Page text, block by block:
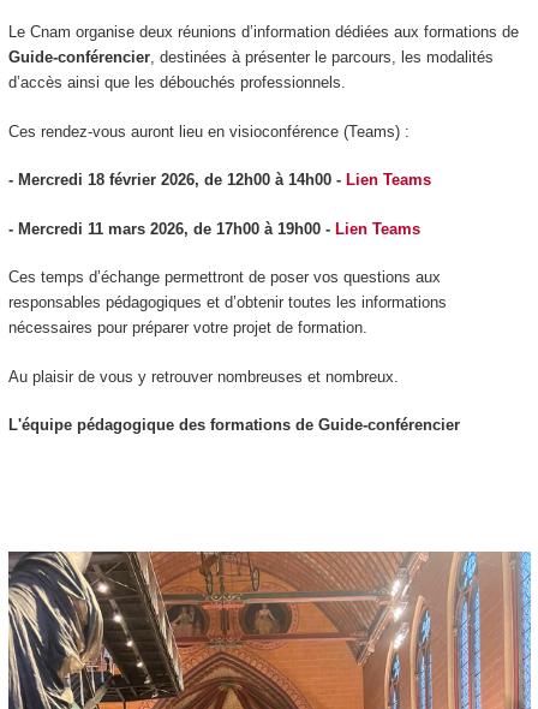
Le Cnam organise deux réunions d’information dédiées aux formations de
Guide-conférencier, destinées à présenter le parcours, les modalités
d’accès ainsi que les débouchés professionnels.
Ces rendez-vous auront lieu en visioconférence (Teams) :
- Mercredi 18 février 2026, de 12h00 à 14h00 - Lien Teams
- Mercredi 11 mars 2026, de 17h00 à 19h00 - Lien Teams
Ces temps d’échange permettront de poser vos questions aux
responsables pédagogiques et d’obtenir toutes les informations
nécessaires pour préparer votre projet de formation.
Au plaisir de vous y retrouver nombreuses et nombreux.
L'équipe pédagogique des formations de Guide-conférencier